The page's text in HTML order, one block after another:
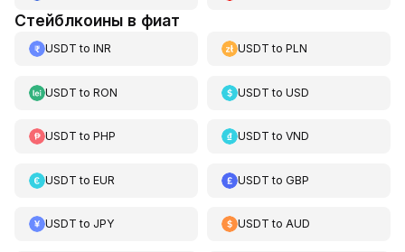
Стейблкоины в фиат
USDT to INR USDT toPLN
USDT to RON USDT toUSD
USDT to PHP USDT toVND
USDT to EUR USDT toGBP
USDT to JPY USDT toAUD